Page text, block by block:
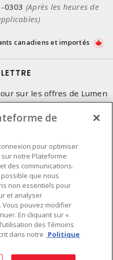
0303 (Après les heures de
canadiens et importés
sur les offres de Lumen
de cookies
de
pour optimiser
notre Plateforme
des communications.
que nous
non essentiels pour
et analyser
Vous pouvez modifier
En cliquant sur «
des Témoins
dans notre Politique